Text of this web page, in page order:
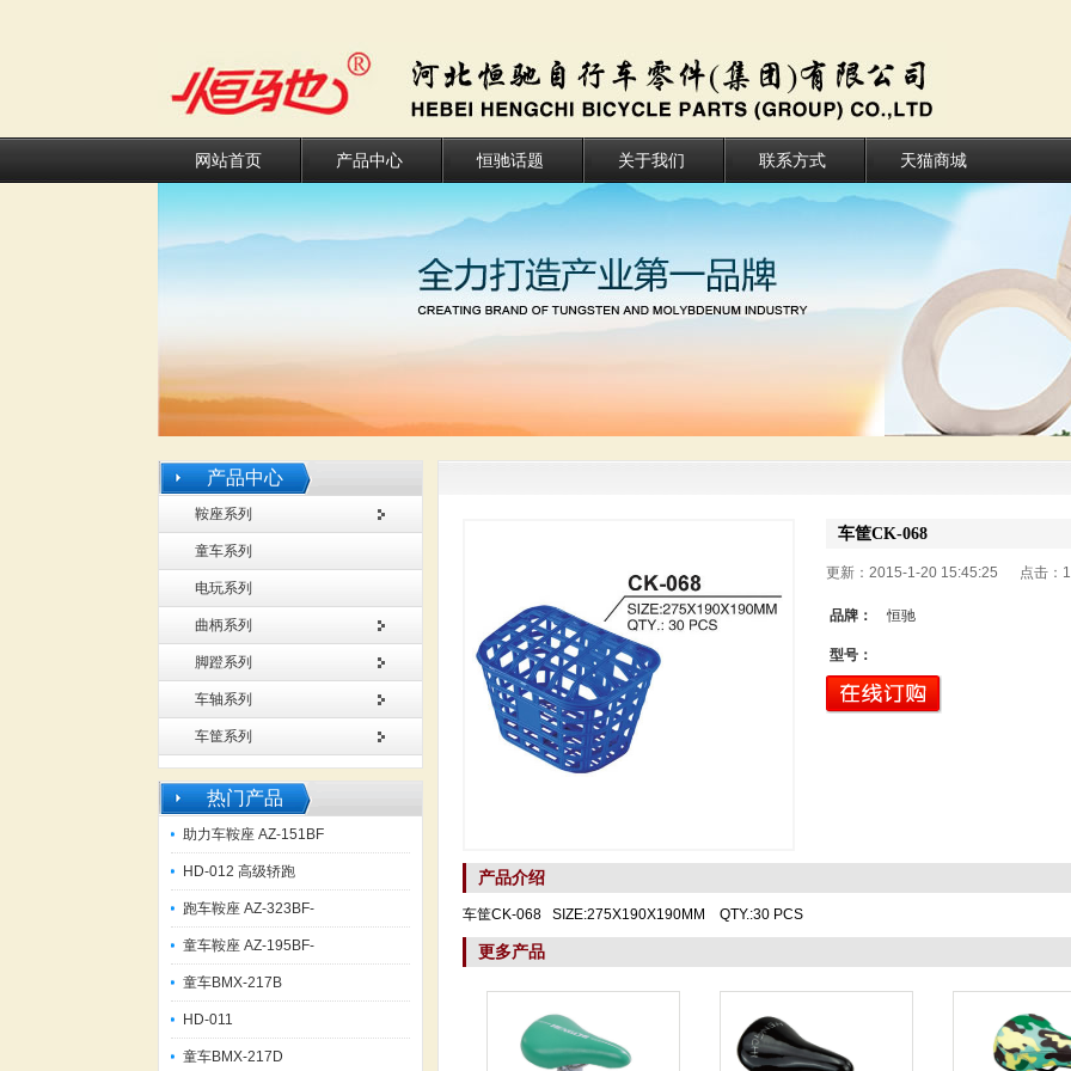
网站首页 产品中心 恒驰话题 关于我们 联系方式 天猫商城
产品中心
鞍座系列
童车系列
电玩系列
曲柄系列
脚蹬系列
车轴系列
车筐系列
热门产品
助力车鞍座 AZ-151BF
HD-012 高级轿跑
跑车鞍座 AZ-323BF-
童车鞍座 AZ-195BF-
童车BMX-217B
HD-011
童车BMX-217D
车筐CK-068
更新：2015-1-20 15:45:25 点击：
品牌： 恒驰
型号：
产品介绍
车筐CK-068 SIZE:275X190X190MM QTY.:30 PCS
更多产品